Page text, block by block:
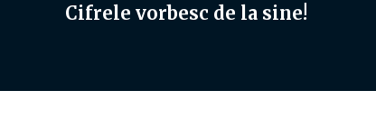
Cifrele vorbesc de la sine!